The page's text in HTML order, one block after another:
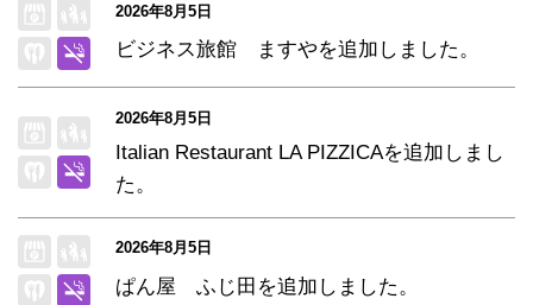
2026年8月5日
ビジネス旅館 ますやを追加しました。
2026年8月5日
Italian Restaurant LA PIZZICAを追加しまし
た。
2026年8月5日
ぱん屋 ふじ田を追加しました。